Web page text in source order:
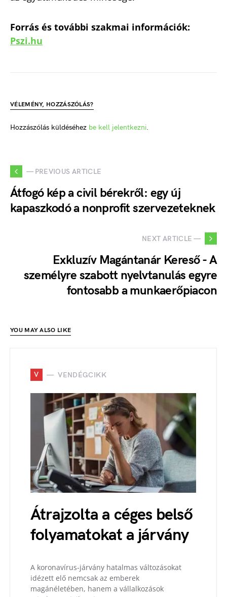
Forrás és további szakmai információk:
Pszi.hu
VÉLEMÉNY, HOZZÁSZÓLÁS?
Hozzászólás küldéséhez be kell jelentkezni.
— PREVIOUS ARTICLE
Átfogó kép a civil bérekről: egy új
kapaszkodó a nonprofit szervezeteknek
NEXT ARTICLE —
Exkluzív Magántanár Kereső - A
személyre szabott nyelvtanulás egyre
fontosabb a munkaerőpiacon
YOU MAY ALSO LIKE
V VENDÉGCIKK
Átrajzolta a céges belső
folyamatokat a járvány
A koronavírus-járvány hatalmas változásokat
idézett elő nemcsak az emberek
magánéletében, hanem a vállalkozások